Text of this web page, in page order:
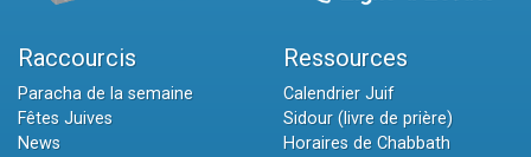
Raccourcis
Paracha de la semaine
Fêtes Juives
News
Ressources
Calendrier Juif
Sidour (livre de prière)
Horaires de Chabbath